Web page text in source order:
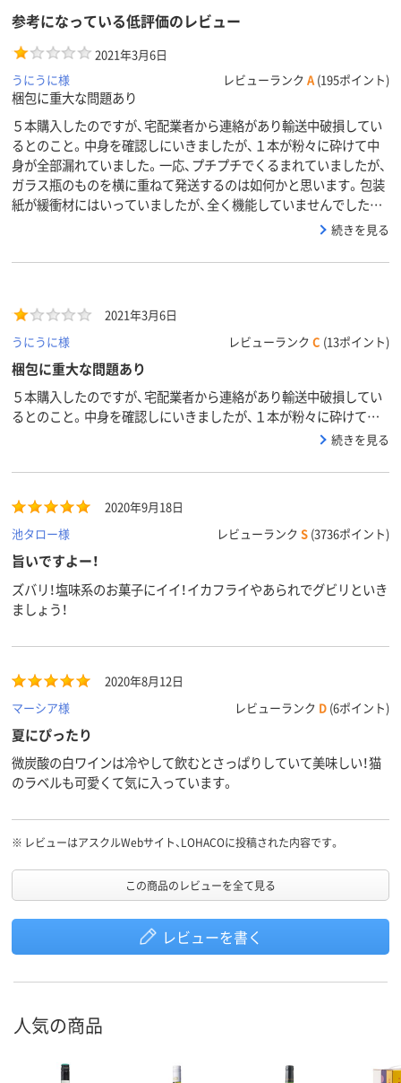
参考になっている低評価のレビュー
2021年3月6日
うにうに様
レビューランク A (195ポイント)
梱包に重大な問題あり
５本購入したのですが、宅配業者から連絡があり輸送中破損してい
るとのこと。中身を確認しにいきましたが、１本が粉々に砕けて中
身が全部漏れていました。一応、プチプチでくるまれていましたが、
ガラス瓶のものを横に重ねて発送するのは如何かと思います。包装
紙が緩衝材にはいっていましたが、全く機能していませんでした…
続きを見る
2021年3月6日
うにうに様
レビューランク C (13ポイント)
梱包に重大な問題あり
５本購入したのですが、宅配業者から連絡があり輸送中破損してい
るとのこと。中身を確認しにいきましたが、１本が粉々に砕けて中
身が全部漏れていました。一応、プチプチでくるまれていましたが、
紙が緩衝材にはいっていましたが、全く機能していませんでした。
法です。購入する際には注意が必要です。最低限、縦置きの梱包に変
更した方が良いと思います。
続きを見る
2020年9月18日
池タロー様
レビューランク S (3736ポイント)
旨いですよー！
ズバリ！塩味系のお菓子にイイ！イカフライやあられでグビリといき
ましょう！
2020年8月12日
マーシア様
レビューランク D (6ポイント)
夏にぴったり
微炭酸の白ワインは冷やして飲むとさっぱりしていて美味しい！猫
のラベルも可愛くて気に入っています。
※ レビューはアスクルWebサイト、LOHACOに投稿された内容です。
この商品のレビューを全て見る
レビューを書く
人気の商品